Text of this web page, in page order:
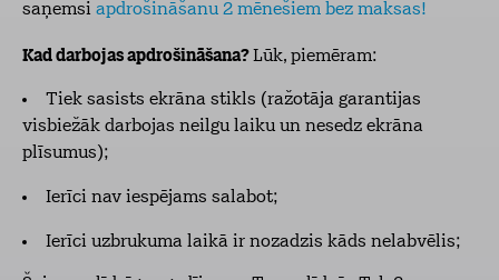
saņemsi apdrošināšanu 2 mēnešiem bez maksas!
Kad darbojas apdrošināšana?Lūk, piemēram:
Tiek sasists ekrāna stikls (ražotāja garantijas
visbiežāk darbojas neilgu laiku un nesedz ekrāna
plīsumus);
Ierīci nav iespējams salabot;
Ierīci uzbrukuma laikā ir nozadzis kāds nelabvēlis;